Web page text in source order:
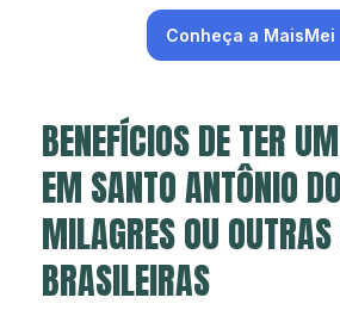
Conheça a MaisMei
BENEFÍCIOS DE TER
EM SANTO ANTÔNIO
MILAGRES OU
BRASILEIRAS